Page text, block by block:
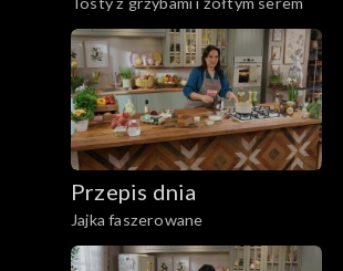
Przepis dnia
Jajka faszerowane